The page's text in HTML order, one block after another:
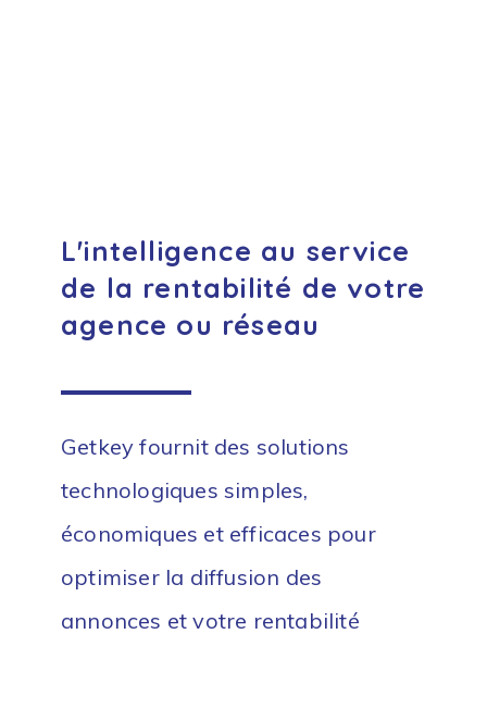
L'intelligence au service
de la rentabilité de votre
agence ou réseau
Getkey fournit des solutions
technologiques simples,
économiques et efficaces pour
optimiser la diffusion des
annonces et votre rentabilité